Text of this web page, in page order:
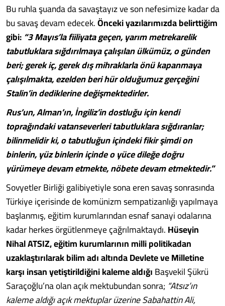
Bu ruhla şuanda da savaştayız ve son nefesimize kadar da
bu savaş devam edecek.Önceki yazılarımızda belirttiğim
gibi:“3 Mayıs’la fiiliyata geçen, yarım metrekarelik
tabutluklara sığdırılmaya çalışılan ülkümüz, o günden
beri; gerek iç, gerek dış mihraklarla önü kapanmaya
çalışılmakta, ezelden beri hür olduğumuz gerçeğini
Stalin’in dediklerine değişmektedirler.
Rus’un, Alman’ın, İngiliz’in dostluğu için kendi
toprağındaki vatanseverleri tabutluklara sığdıranlar;
bilinmelidir ki, o tabutluğun içindeki fikir şimdi on
binlerin, yüz binlerin içinde o yüce dileğe doğru
yürümeye devam etmekte, nöbete devam etmektedir.”
Sovyetler Birliği galibiyetiyle sona eren savaş sonrasında
Türkiye içerisinde de komünizm sempatizanlığı yapılmaya
başlanmış, eğitim kurumlarından esnaf sanayi odalarına
kadar herkes örgütlenmeye çağrılmaktaydı.Hüseyin
Nihal ATSIZ, eğitim kurumlarının milli politikadan
uzaklaştırılarak bilim adı altında Devlete ve Milletine
karşı insan yetiştirildiğini kaleme aldığıBaşvekil Şükrü
Saraçoğlu’na olan açık mektubundan sonra; “Atsız’ın
kaleme aldığı açık mektuplar üzerine Sabahattin Ali,